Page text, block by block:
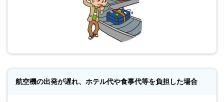
航空機の出発が遅れ、ホテル代や食事代等を負担した場合